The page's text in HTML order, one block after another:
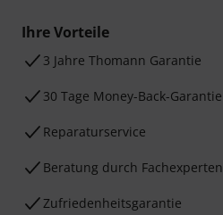
Ihre Vorteile
3 Jahre Thomann Garantie
30 Tage Money-Back-Garantie
Reparaturservice
Beratung durch Fachexperten
Zufriedenheitsgarantie